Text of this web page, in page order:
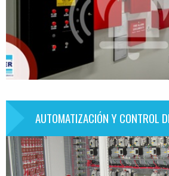
AUTOMATIZACIÓN Y CONTROL